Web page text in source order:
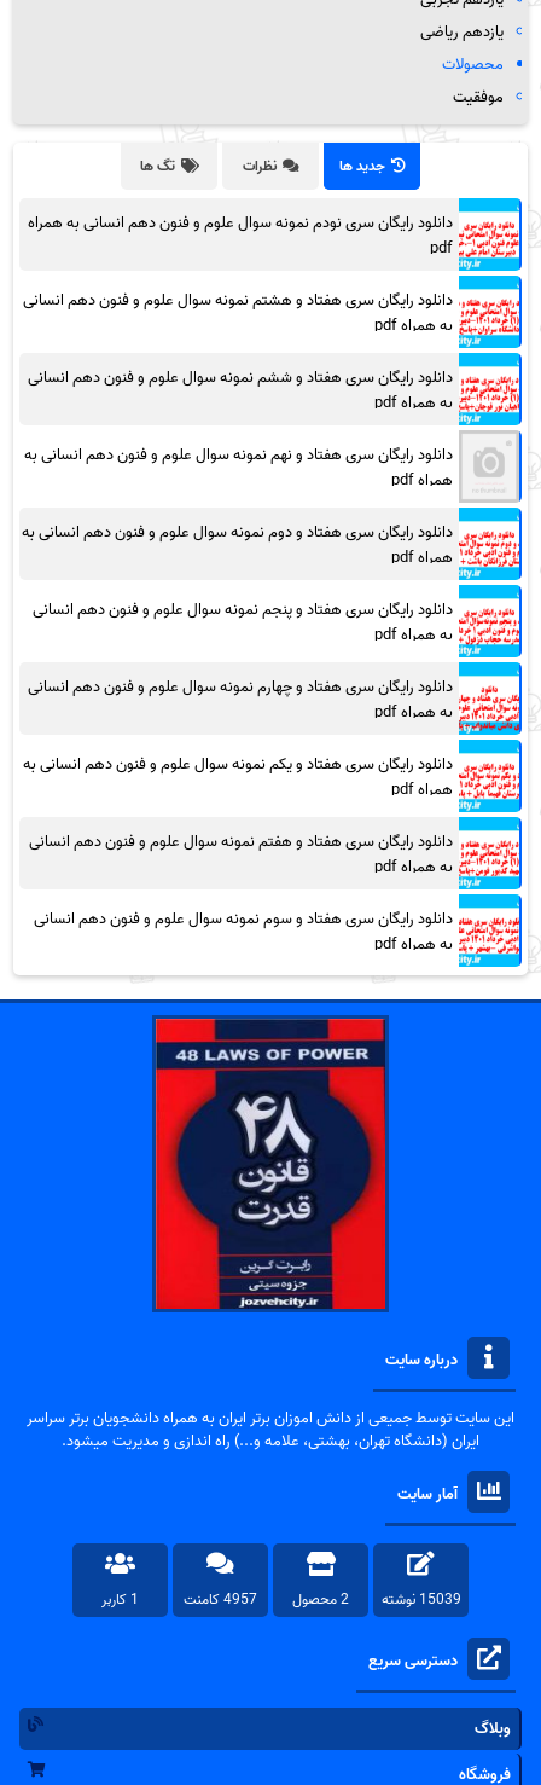
یازدهم ریاضی
محصولات
موفقیت
جدید ها نظرات تگ ها
دانلود رایگان سری نودم نمونه سوال علوم و فنون دهم انسانی به همراه
pdf
دانلود رایگان سری هفتاد و هشتم نمونه سوال علوم و فنون دهم انسانی
به همراه pdf
دانلود رایگان سری هفتاد و ششم نمونه سوال علوم و فنون دهم انسانی
به همراه pdf
دانلود رایگان سری هفتاد و نهم نمونه سوال علوم و فنون دهم انسانی به
همراه pdf
دانلود رایگان سری هفتاد و دوم نمونه سوال علوم و فنون دهم انسانی به
همراه pdf
دانلود رایگان سری هفتاد و پنجم نمونه سوال علوم و فنون دهم انسانی
به همراه pdf
دانلود رایگان سری هفتاد و چهارم نمونه سوال علوم و فنون دهم انسانی
به همراه pdf
دانلود رایگان سری هفتاد و یکم نمونه سوال علوم و فنون دهم انسانی به
همراه pdf
دانلود رایگان سری هفتاد و هفتم نمونه سوال علوم و فنون دهم انسانی
به همراه pdf
دانلود رایگان سری هفتاد و سوم نمونه سوال علوم و فنون دهم انسانی
به همراه pdf
درباره سایت
این سایت توسط جمیعی از دانش اموزان برتر ایران به همراه دانشجویان برتر سراسر
ایران (دانشگاه تهران، بهشتی، علامه و...) راه اندازی و مدیریت میشود.
آمار سایت
15039 نوشته 2 محصول 4957 کامنت 1 کاربر
دسترسی سریع
وبلاگ
فروشگاه